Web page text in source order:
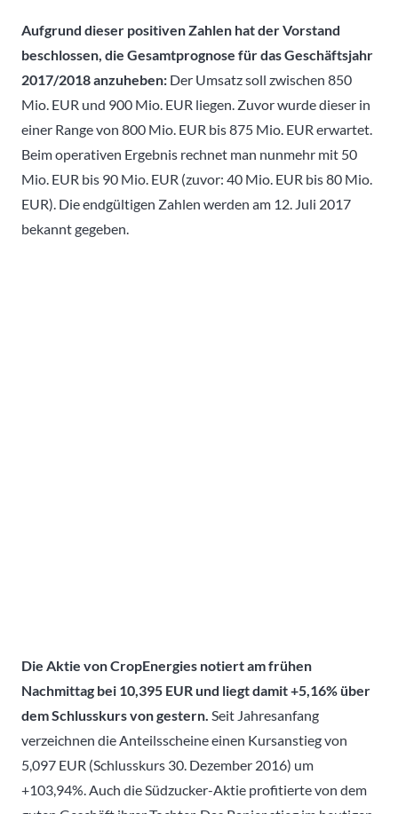
Aufgrund dieser positiven Zahlen hat der Vorstand
beschlossen, die Gesamtprognose für das Geschäftsjahr
2017/2018 anzuheben: Der Umsatz soll zwischen 850
Mio. EUR und 900 Mio. EUR liegen. Zuvor wurde dieser in
einer Range von 800 Mio. EUR bis 875 Mio. EUR erwartet.
Beim operativen Ergebnis rechnet man nunmehr mit 50
Mio. EUR bis 90 Mio. EUR (zuvor: 40 Mio. EUR bis 80 Mio.
EUR). Die endgültigen Zahlen werden am 12. Juli 2017
bekannt gegeben.
Die Aktie von CropEnergies notiert am frühen
Nachmittag bei 10,395 EUR und liegt damit +5,16% über
dem Schlusskurs von gestern. Seit Jahresanfang
verzeichnen die Anteilsscheine einen Kursanstieg von
5,097 EUR (Schlusskurs 30. Dezember 2016) um
+103,94%. Auch die Südzucker-Aktie profitierte von dem